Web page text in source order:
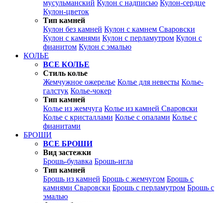
мусульманский Кулон с надписью Кулон-сердце
Кулон-цветок
Тип камней
Кулон без камней Кулон с камнем Сваровски
Кулон с камнями Кулон с перламутром Кулон с
фианитом Кулон с эмалью
КОЛЬЕ
ВСЕ КОЛЬЕ
Стиль колье
Жемчужное ожерелье Колье для невесты Колье-
галстук Колье-чокер
Тип камней
Колье из жемчуга Колье из камней Сваровски
Колье с кристаллами Колье с опалами Колье с
фианитами
БРОШИ
ВСЕ БРОШИ
Вид застежки
Брошь-булавка Брошь-игла
Тип камней
Брошь из камней Брошь с жемчугом Брошь с
камнями Сваровски Брошь с перламутром Брошь с
эмалью